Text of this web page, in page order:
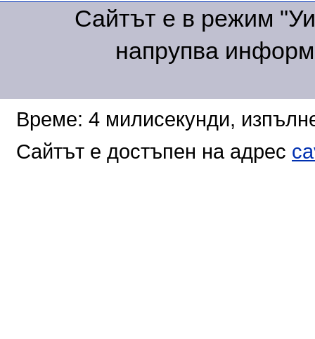
Сайтът е в режим
напрупва
Време: 4 милисекунди,
Сайтът е достъпен на адрес